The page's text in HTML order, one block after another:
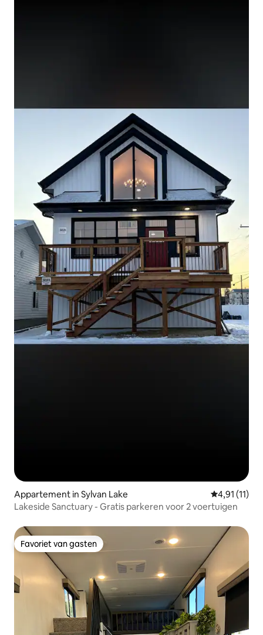
Appartement in Sylvan Lake Gemiddelde
4,91 (11)
Lakeside Sanctuary - Gratis parkeren voor 2 voertuigen
Favoriet van gasten
Favoriet van gasten